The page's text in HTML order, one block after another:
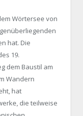
Wörtersee von
hat. Die
19.
dem Baustil am
Wandern
hat
die teilweise